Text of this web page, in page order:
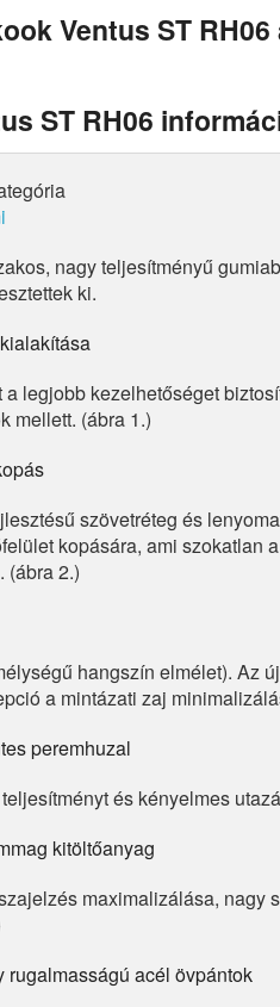
Ventus ST
ST RH06
nagy teljesítményű
ki.
a legjobb kezelhetőséget
mellett. (ábra 1.)
szövetréteg és
kopására, ami szokatlan
(ábra 2.)
hangszín elmélet). Az
a mintázati zaj
peremhuzal
és kényelmes
kitöltőanyag
maximalizálása, nagy
rugalmasságú acél övpántok